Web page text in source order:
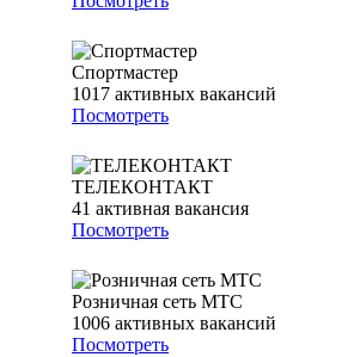
Спортмастер
1017 активных вакансий
Посмотреть
ТЕЛЕКОНТАКТ
41 активная вакансия
Посмотреть
Розничная сеть МТС
1006 активных вакансий
Посмотреть